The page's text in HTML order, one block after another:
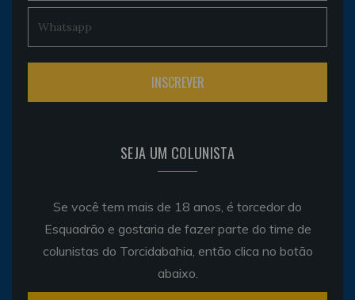
SEJA UM COLUNISTA
Se você tem mais de 18 anos, é torcedor do
Esquadrão e gostaria de fazer parte do time de
colunistas do Torcidabahia, então clica no botão
abaixo.